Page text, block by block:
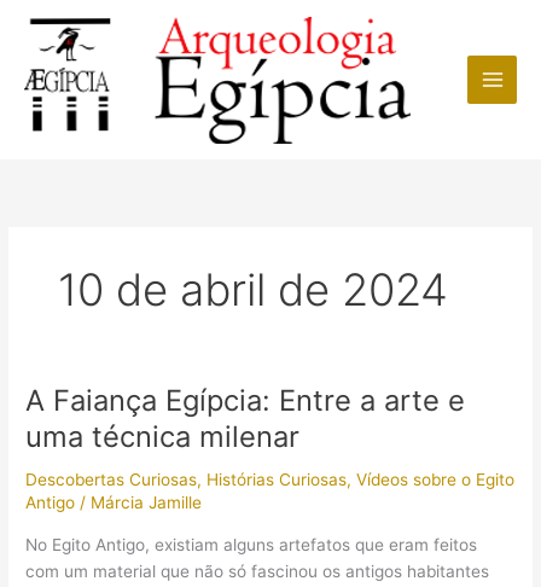
conteúdo
10 de abril de 2024
A Faiança Egípcia: Entre a arte e
uma técnica milenar
Descobertas Curiosas, Histórias Curiosas,Vídeos sobre o Egito
Antigo / Márcia Jamille
No Egito Antigo, existiam alguns artefatos que eram feitos
com um material que não só fascinou os antigos habitantes